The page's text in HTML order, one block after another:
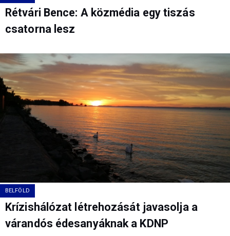
Rétvári Bence: A közmédia egy tiszás
csatorna lesz
BELFÖLD
Krízishálózat létrehozását javasolja a
várandós édesanyáknak a KDNP